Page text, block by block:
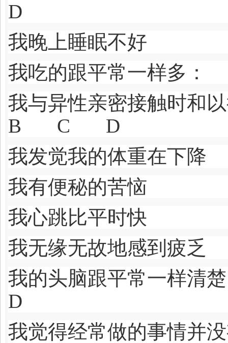
D
我晚上睡眠
我吃的跟平常
我与异性亲密接触时
B C D
我发觉我的体
我有便秘的
我心跳比平
我无缘无故地
我的头脑跟平
D
我觉得经常做的